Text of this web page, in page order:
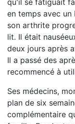
qu'il se fatiguait
en temps avec
son arthrite
lit. Il était
deux jours après
Il a passé des
recommencé à
Ses médecins,
plan de six
complémentaire